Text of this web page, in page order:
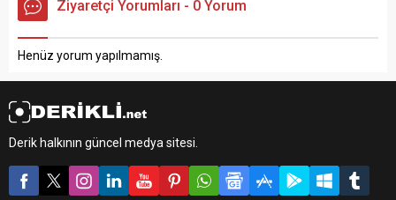
Ziyaretçi Yorumları - 0 Yorum
Henüz yorum yapılmamış.
Derik halkının güncel medya sitesi.